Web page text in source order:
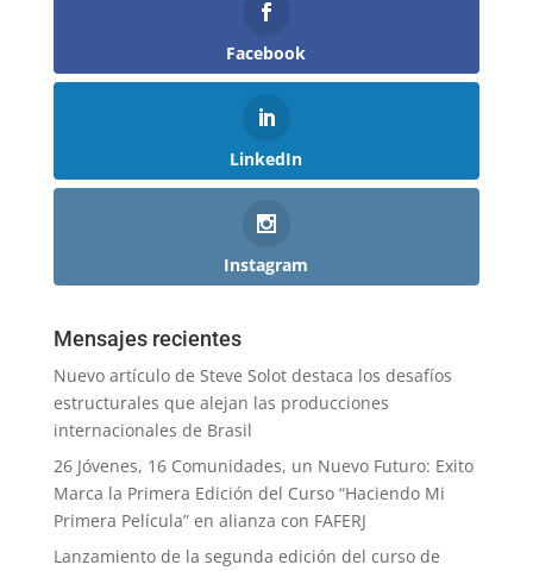
Facebook
LinkedIn
Instagram
Mensajes recientes
Nuevo artículo de Steve Solot destaca los desafíos
estructurales que alejan las producciones
internacionales de Brasil
26 Jóvenes, 16 Comunidades, un Nuevo Futuro: Exito
Marca la Primera Edición del Curso “Haciendo Mi
Primera Película” en alianza con FAFERJ
Lanzamiento de la segunda edición del curso de